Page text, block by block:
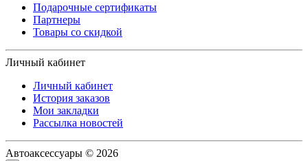
Подарочные сертификаты
Партнеры
Товары со скидкой
Личный кабинет
Личный кабинет
История заказов
Мои закладки
Рассылка новостей
Автоаксессуары © 2026